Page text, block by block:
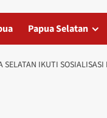
Papua Selatan
SELATAN IKUTI